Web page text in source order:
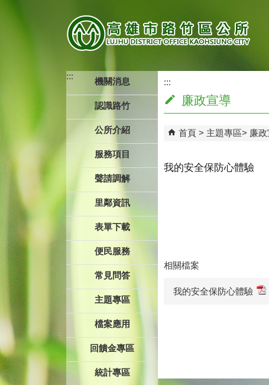
:::
機關消息
認識路竹
公所介紹
服務項目
聲請調解
里鄰資訊
表單下載
便民服務
常見問答
主題專區
檔案應用
回饋金專區
統計專區
:::
廉政宣導
首頁 主題專區 廉
我的安全保防心體驗
相關檔案
我的安全保防心體驗